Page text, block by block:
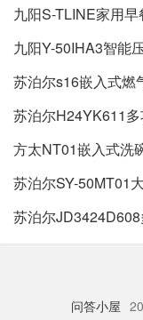
九阳S-TLINE家用
苏泊尔s16嵌入式燃
方太NT01嵌入式洗
苏泊尔SY-50MT01
苏泊尔
问答小屋